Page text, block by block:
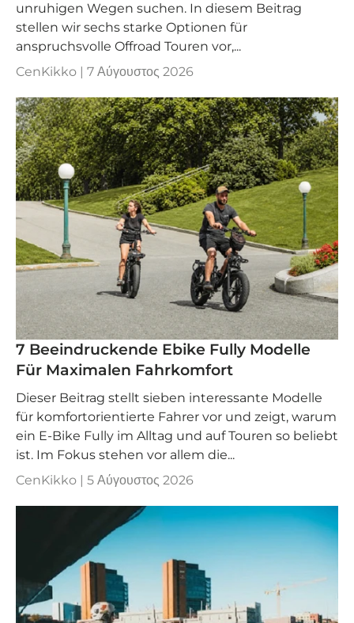
unruhigen Wegen suchen. In diesem Beitrag
stellen wir sechs starke Optionen für
anspruchsvolle Offroad Touren vor,...
CenKikko | 7 Αύγουστος 2026
7 Beeindruckende Ebike Fully Modelle
Für Maximalen Fahrkomfort
Dieser Beitrag stellt sieben interessante Modelle
für komfortorientierte Fahrer vor und zeigt, warum
ein E-Bike Fully im Alltag und auf Touren so beliebt
ist. Im Fokus stehen vor allem die...
CenKikko | 5 Αύγουστος 2026